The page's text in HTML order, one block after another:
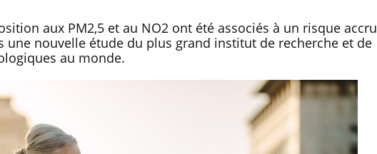
aux PM2,5 et au NO2 ont été associés à un risque accru
une nouvelle étude du plus grand institut de recherche et de
au monde.